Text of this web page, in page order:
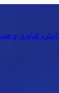
فناوری و